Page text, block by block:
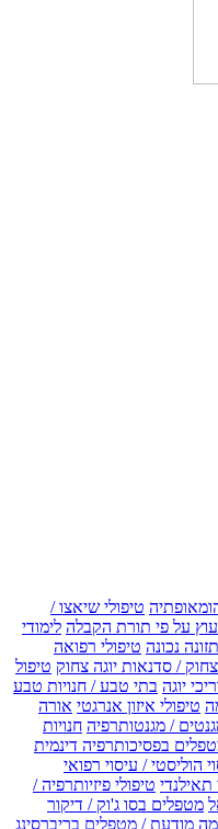
טיפולי שיאצו /
על פי תורת הקבלה לימודי
נכונה טיפולי רפואה
צחוק / סדנאות יוגה צחוק טיפול
יוגה בתי טבע / חנויות טבע
טיפולי איזון אנרגטי אורה
/ מגנטותרפיה חנויות
בפסיכותרפיה דינמית
הוליסטי / עיסוי רפואי
תאילנדי טיפולי פיזיותרפיה /
מטפלים בסו ג'וק / דיקור
מודעת / מטפלים בריברסינג